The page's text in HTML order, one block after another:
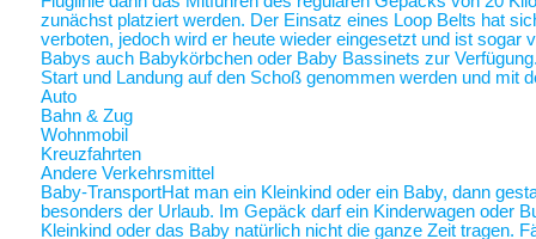
zunächst platziert werden. Der Einsatz eines Loop Belts hat
verboten, jedoch wird er heute wieder eingesetzt und ist sogar
Babys auch Babykörbchen oder Baby Bassinets zur
Start und Landung auf den Schoß genommen werden und mit
Auto
Bahn & Zug
Wohnmobil
Kreuzfahrten
Andere Verkehrsmittel
Baby-TransportHat man ein Kleinkind oder ein Baby, dann
besonders der Urlaub. Im Gepäck darf ein Kinderwagen oder
Kleinkind oder das Baby natürlich nicht die ganze Zeit tragen.